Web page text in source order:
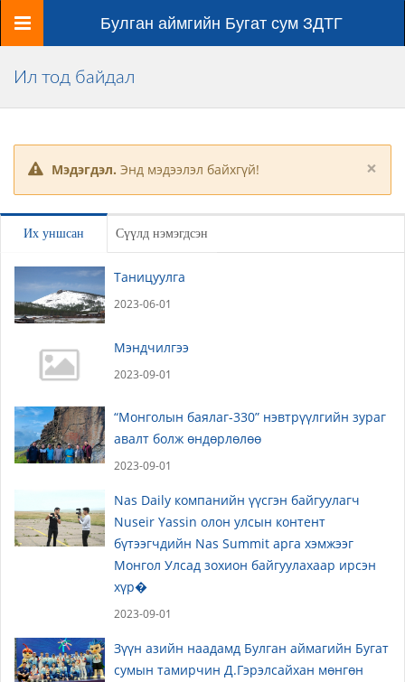
Цэс Булган аймгийн Бугат сум ЗДТГ
Ил тод байдал
×
Мэдэгдэл. Энд мэдээлэл байхгүй!
Их уншсан Сүүлд нэмэгдсэн
Таницуулга
2023-06-01
Мэндчилгээ
2023-09-01
“Монголын баялаг-330” нэвтрүүлгийн зураг
авалт болж өндөрлөлөө
2023-09-01
Nas Daily компанийн үүсгэн байгуулагч
Nuseir Yassin олон улсын контент
бүтээгчдийн Nas Summit арга хэмжээг
Монгол Улсад зохион байгуулахаар ирсэн
хүр�
2023-09-01
Зүүн азийн наадамд Булган аймагийн Бугат
сумын тамирчин Д.Гэрэлсайхан мөнгөн